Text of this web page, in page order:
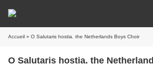
Accueil » O Salutaris hostia. the Netherlands Boys Choir
O Salutaris hostia. the